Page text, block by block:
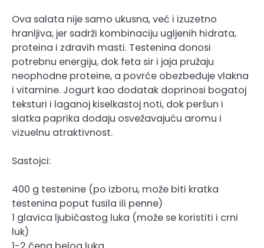
Ova salata nije samo ukusna, već i izuzetno
hranljiva, jer sadrži kombinaciju ugljenih hidrata,
proteina i zdravih masti. Testenina donosi
potrebnu energiju, dok feta sir i jaja pružaju
neophodne proteine, a povrće obezbeđuje vlakna
i vitamine. Jogurt kao dodatak doprinosi bogatoj
teksturi i laganoj kiselkastoj noti, dok peršun i
slatka paprika dodaju osvežavajuću aromu i
vizuelnu atraktivnost.
Sastojci:
400 g testenine (po izboru, može biti kratka
testenina poput fusila ili penne)
1 glavica ljubičastog luka (može se koristiti i crni
luk)